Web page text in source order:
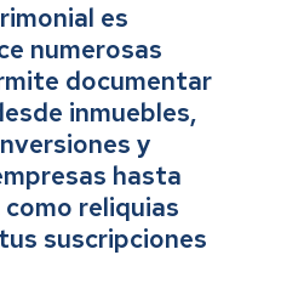
es
numerosas
documentar
inmuebles,
y
hasta
reliquias
suscripciones